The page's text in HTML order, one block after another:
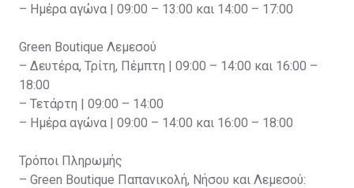
– Ημέρα αγώνα | 09:00 – 13:00 και 14:00 – 17:00
Green Boutique Λεμεσού
– Δευτέρα, Τρίτη, Πέμπτη | 09:00 – 14:00 και 16:00 –
18:00
– Τετάρτη | 09:00 – 14:00
– Ημέρα αγώνα | 09:00 – 14:00 και 16:00 – 18:00
Τρόποι Πληρωμής
– Green Boutique Παπανικολή, Νήσου και Λεμεσού: